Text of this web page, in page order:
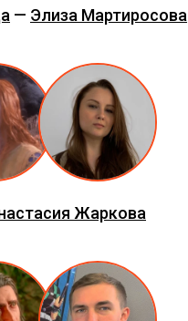
— Элиза Мартиросова
Жаркова